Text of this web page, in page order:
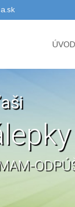
ÚVOD